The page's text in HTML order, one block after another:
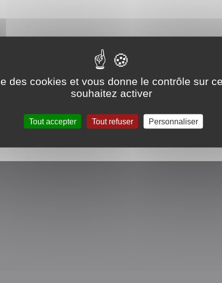
adipiscing elit. Suspendisse bibendum,
eros sem a urna. Aliquam dapibus ornare molestie.
des cookies et vous donne le contrôle sur
souhaitez activer
Tout accepter Tout refuser Personnaliser